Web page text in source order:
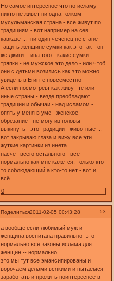
Но самое интересное что по исламу
никто не живет ни одна толком
мусульманская страна - все живут по
традициям - вот например на сев.
кавказе ...- ни один чеченец не станет
тащить женщине сумки как это так - он
же джигит типа того - какие сумки
тряпки - не мужское это дело - или чтоб
они с детьми возились как это можно
увидеть в Египте повсеместно
А если посмотреьт как живут те или
иные страны - везде преобладают
традиции и обычаи - над исламом -
опять у меня в уме - женское
обрезание - не могу из головы
выкинуть - это традиции - животные ...
вот закрываю глаза и вижу все эти
жуткие картинки из инета...
насчет всего остального - всё
нормально как мне кажется, только кто
то соблюдающий а кто-то нет - вот и
всё
0
Поделиться 53
2011-02-05 00:43:28
а вообще если любимый муж и
женщина воспитана правильно- это
нормально все законы ислама для
женщин -- нормально
это мы тут все эмансипированы и
ворочаем делами всякими и пытаемся
заработать и прожить поинтереснее в